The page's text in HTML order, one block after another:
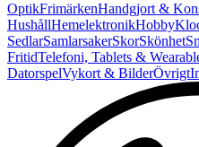
OptikFrimärkenHandgjort &
HushållHemelektronikHobby
SedlarSamlarsakerSkorSkönhet
FritidTelefoni, Tablets &
DatorspelVykort & BilderÖvrigt